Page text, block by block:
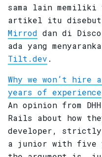
sama lain
artikel itu
Mirrod dan di
ada yang
Tilt.dev .
Why we won’t
years of experience
An opinion from
Rails about how
developer,
a junior with five